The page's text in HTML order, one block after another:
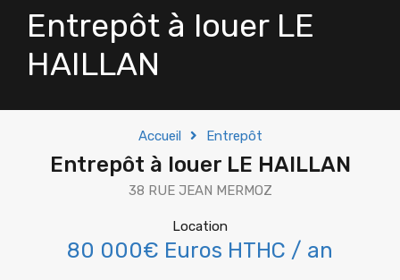
Entrepôt à louer LE
HAILLAN
Accueil Entrepôt
Entrepôt à louer LE HAILLAN
38 RUE JEAN MERMOZ
Location
80 000€ Euros HTHC / an